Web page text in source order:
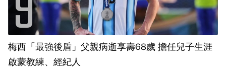
梅西「最強後盾」父親病逝享壽68歲 擔任兒子生涯
啟蒙教練、經紀人